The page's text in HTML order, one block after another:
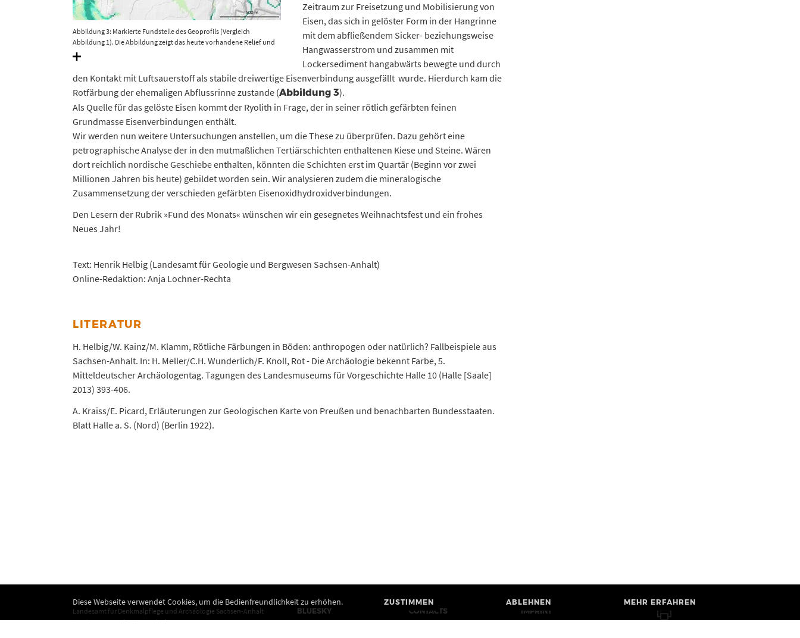
Diese Webseite verwendet Cookies, um die Bedienfreundlichkeit zu erhöhen. ZUSTIMMEN ABLEHNEN MEHR ERFAHREN
Abbildung 3: Markierte Fundstelle des Geoprofils (Vergleich
Abbildung 1). Die Abbildung zeigt das heute vorhandene Relief und
die Fließwege (grüne Farbtöne) des Oberflächenabflusses von Ost
nach West. © Landesamt für Geologie und Bergwesen Sachsen-
Anhalt.
Zeitraum zur Freisetzung und Mobilisierung von
Eisen, das sich in gelöster Form in der Hangrinne
mit dem abfließendem Sicker- beziehungsweise
Hangwasserstrom und zusammen mit
Lockersediment hangabwärts bewegte und durch
den Kontakt mit Luftsauerstoff als stabile dreiwertige Eisenverbindung ausgefällt wurde. Hierdurch kam die
Rotfärbung der ehemaligen Abflussrinne zustande (Abbildung 3).
Als Quelle für das gelöste Eisen kommt der Ryolith in Frage, der in seiner rötlich gefärbten feinen
Grundmasse Eisenverbindungen enthält.
Wir werden nun weitere Untersuchungen anstellen, um die These zu überprüfen. Dazu gehört eine
petrographische Analyse der in den mutmaßlichen Tertiärschichten enthaltenen Kiese und Steine. Wären
dort reichlich nordische Geschiebe enthalten, könnten die Schichten erst im Quartär (Beginn vor zwei
Millionen Jahren bis heute) gebildet worden sein. Wir analysieren zudem die mineralogische
Zusammensetzung der verschieden gefärbten Eisenoxidhydroxidverbindungen.
Den Lesern der Rubrik »Fund des Monats« wünschen wir ein gesegnetes Weihnachtsfest und ein frohes
Neues Jahr!
Text: Henrik Helbig (Landesamt für Geologie und Bergwesen Sachsen-Anhalt)
Online-Redaktion: Anja Lochner-Rechta
LITERATUR
H. Helbig/W. Kainz/M. Klamm, Rötliche Färbungen in Böden: anthropogen oder natürlich? Fallbeispiele aus
Sachsen-Anhalt. In: H. Meller/C.H. Wunderlich/F. Knoll, Rot - Die Archäologie bekennt Farbe, 5.
Mitteldeutscher Archäologentag. Tagungen des Landesmuseums für Vorgeschichte Halle 10 (Halle [Saale]
2013) 393-406.
A. Kraiss/E. Picard, Erläuterungen zur Geologischen Karte von Preußen und benachbarten Bundesstaaten.
Blatt Halle a. S. (Nord) (Berlin 1922).
Landesamt für Denkmalpflege und Archäologie Sachsen-Anhalt
Landesmuseum für Vorgeschichte
BLUESKY
CONTACTS
IMPRINT